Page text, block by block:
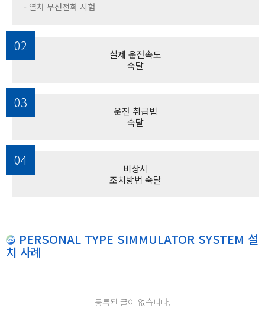
- 열차 무선전화 시험
02
실제 운전속도
숙달
03
운전 취급법
숙달
04
비상시
조치방법 숙달
PERSONAL TYPE SIMMULATOR SYSTEM 설
치 사례
등록된 글이 없습니다.